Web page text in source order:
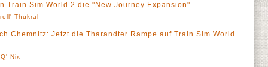
Train Sim World 2 die "New Journey Expansion"
Thukral
Chemnitz: Jetzt die Tharandter Rampe auf Train Sim World
Nix